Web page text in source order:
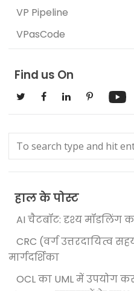
VP Pipeline
VPasCode
Find us On
हाल के पोस्ट
AI चैटबॉट: दृश्य मॉडलिंग
CRC (वर्ग उत्तरदायित्व
मार्गदर्शिका
OCL का UML में उपयोग